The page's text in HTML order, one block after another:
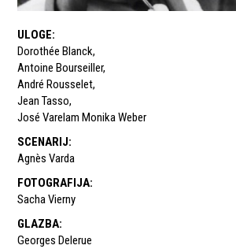
ULOGE:
Dorothée Blanck,
Antoine Bourseiller,
André Rousselet,
Jean Tasso,
José Varelam Monika Weber
SCENARIJ:
Agnès Varda
FOTOGRAFIJA:
Sacha Vierny
GLAZBA:
Georges Delerue